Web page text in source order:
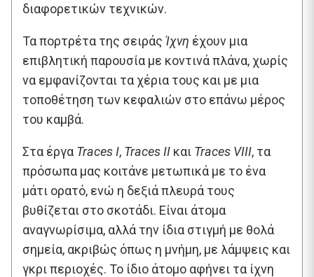
διαφορετικών τεχνικών.
Τα πορτρέτα της σειράς Ίχνη έχουν μια
επιβλητική παρουσία με κοντινά πλάνα, χωρίς
να εμφανίζονται τα χέρια τους και με μια
τοποθέτηση των κεφαλιών στο επάνω μέρος
του καμβά.
Στα έργα Traces I, Traces II και Traces VIII, τα
πρόσωπα μας κοιτάνε μετωπικά με το ένα
μάτι ορατό, ενώ η δεξιά πλευρά τους
βυθίζεται στο σκοτάδι. Είναι άτομα
αναγνωρίσιμα, αλλά την ίδια στιγμή με θολά
σημεία, ακριβώς όπως η μνήμη, με λάμψεις και
γκρι περιοχές. Το ίδιο άτομο αφήνει τα ίχνη